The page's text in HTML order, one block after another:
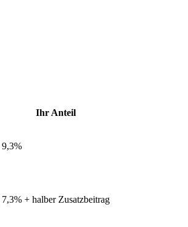
Ihr Anteil
9,3%
7,3% + halber Zusatzbeitrag